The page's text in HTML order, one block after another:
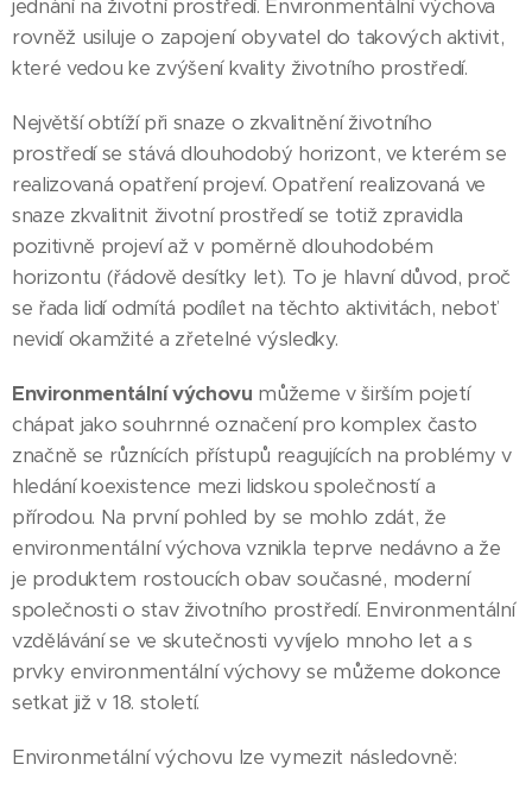
jednání na životní prostředí. Environmentální výchova
rovněž usiluje o zapojení obyvatel do takových aktivit,
které vedou ke zvýšení kvality životního prostředí.
Největší obtíží při snaze o zkvalitnění životního
prostředí se stává dlouhodobý horizont, ve kterém se
realizovaná opatření projeví. Opatření realizovaná ve
snaze zkvalitnit životní prostředí se totiž zpravidla
pozitivně projeví až v poměrně dlouhodobém
horizontu (řádově desítky let). To je hlavní důvod, proč
se řada lidí odmítá podílet na těchto aktivitách, neboť
nevidí okamžité a zřetelné výsledky.
Environmentální výchovu můžeme v širším pojetí
chápat jako souhrnné označení pro komplex často
značně se různících přístupů reagujících na problémy v
hledání koexistence mezi lidskou společností a
přírodou. Na první pohled by se mohlo zdát, že
environmentální výchova vznikla teprve nedávno a že
je produktem rostoucích obav současné, moderní
společnosti o stav životního prostředí. Environmentální
vzdělávání se ve skutečnosti vyvíjelo mnoho let a s
prvky environmentální výchovy se můžeme dokonce
setkat již v 18. století.
Environmetální výchovu lze vymezit následovně: